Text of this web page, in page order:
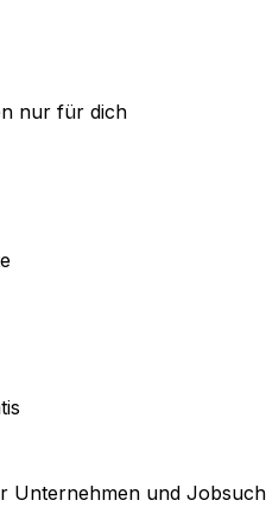
nur für dich
Unternehmen und